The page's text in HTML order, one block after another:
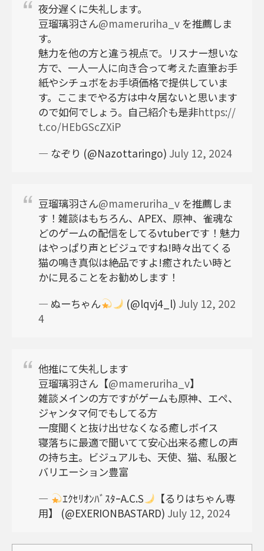
夜分遅くに失礼します。
豆瑠璃羽さん@mameruriha_v を推薦しま
す。
魅力を他の方と違う視点で。リスナー想いな
方で、一人一人に向き合って考えた直筆お手
紙やシチュボをお手頃価格で提供していま
す。ここまでやる方は中々居ないと思います
ので如何でしょう。自己紹介も是非https://
t.co/HEbGScZXiP
— なぞり (@Nazottaringo) July 12, 2024
豆瑠璃羽さん@mameruriha_v を推薦しま
す！雑談はもちろん、APEX、原神、雀魂な
どのゲームの配信をしてるvtuberです！魅力
はやっぱり声とビジュですね!時々出てくる
猫の鳴き真似は絶品ですよ!癒されたい時と
かに見ることをお勧めします！
— ぬーちゃん
(@lqvj4_l) July 12, 202
4
他推にて失礼します
豆瑠璃羽さん【@mameruriha_v】
雑談メインの方ですがゲームも原神、エペ、
ジャンタマ何でもしてる方
一度聞くと抜け出せなくなる癒しボイス
寝落ちに最適で聞いてて安心出来る癒しの声
の持ち主。ビジュアルも、天使、猫、私服と
バリエーション豊富
—
ｴｸｾﾘｵﾝﾊﾞｽﾀｰA.C.S
【るりはちゃん専
用】 (@EXERIONBASTARD) July 12, 2024